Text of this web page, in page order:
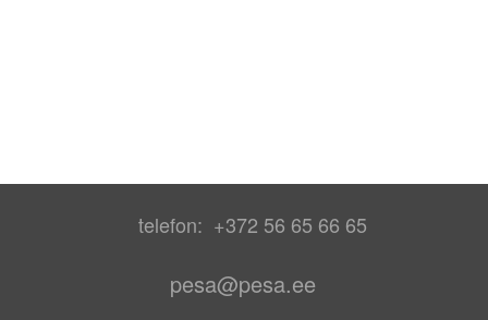
telefon: +372 56 65 66 65
pesa@pesa.ee